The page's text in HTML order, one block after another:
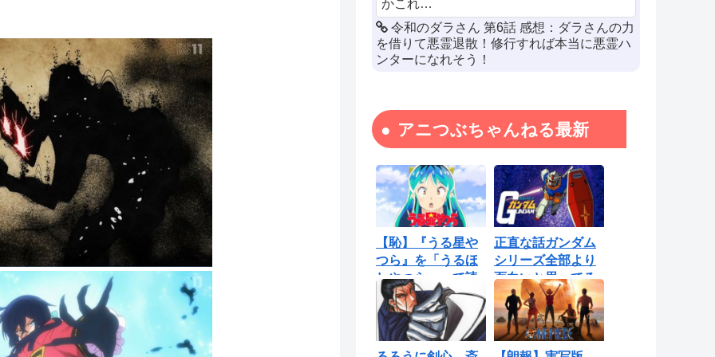
かこれ…
令和のダラさん 第6話 感想：ダラさんの力
を借りて悪霊退散！修行すれば本当に悪霊ハ
ンターになれそう！
アニつぶちゃんねる最新
【恥】『うる星や
つら』を「うるほ
しやつら」って読
んでたわ…勘...
正直な話ガンダム
シリーズ全部より
面白いと思ってる
ロボットアニ...